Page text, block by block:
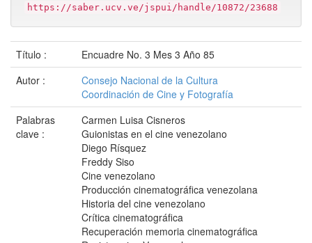
https://saber.ucv.ve/jspui/handle/10872/23688
Título :
Encuadre No. 3 Mes 3 Año 85
Autor :
Consejo Nacional de la Cultura
Coordinación de Cine y Fotografía
Palabras
clave :
Carmen Luisa Cisneros
Guionistas en el cine venezolano
Diego Rísquez
Freddy Siso
Cine venezolano
Producción cinematográfica venezolana
Historia del cine venezolano
Crítica cinematográfica
Recuperación memoria cinematográfica